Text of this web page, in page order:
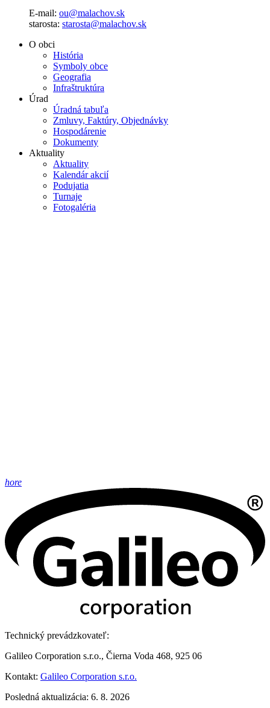
E-mail: ou@malachov.sk
starosta: starosta@malachov.sk
O obci
História
Symboly obce
Geografia
Infraštruktúra
Úrad
Úradná tabuľa
Zmluvy, Faktúry, Objednávky
Hospodárenie
Dokumenty
Aktuality
Aktuality
Kalendár akcií
Podujatia
Turnaje
Fotogaléria
hore
Technický prevádzkovateľ:
Galileo Corporation s.r.o., Čierna Voda 468, 925 06
Kontakt: Galileo Corporation s.r.o.
Posledná aktualizácia: 6. 8. 2026